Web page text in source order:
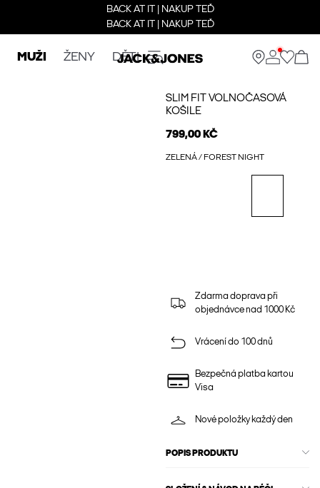
BACK AT IT | NAKUP TEĎ
BACK AT IT | NAKUP TEĎ
MUŽI ŽENY DĚTI
SLIM FIT VOLNOČASOVÁ
KOŠILE
799,00 KČ
ZELENÁ / FOREST NIGHT
Zdarma doprava při
objednávce nad 1000 Kč
Vrácení do 100 dnů
Bezpečná platba kartou
Visa
Nové položky každý den
POPIS PRODUKTU